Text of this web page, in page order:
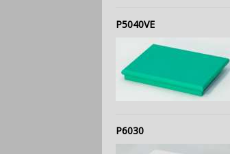
P5040VE
P6030